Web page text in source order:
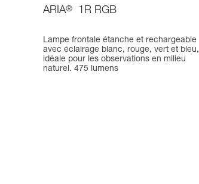
ARIA® 1R RGB
Lampe frontale étanche et rechargeable
avec éclairage blanc, rouge, vert et bleu,
idéale pour les observations en milieu
naturel. 475 lumens